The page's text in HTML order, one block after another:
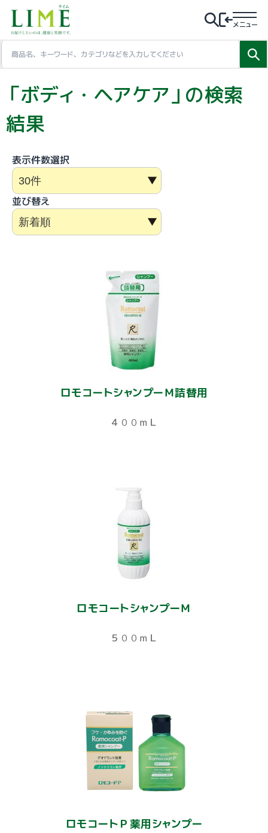
メニュー
「ボディ・ヘアケア」の検索
結果
表示件数選択
並び替え
ロモコートシャンプーＭ詰替用
４００ｍＬ
ロモコートシャンプーＭ
５００ｍＬ
ロモコートＰ薬用シャンプー